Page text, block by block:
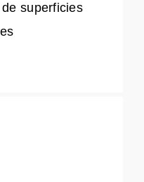
superficies